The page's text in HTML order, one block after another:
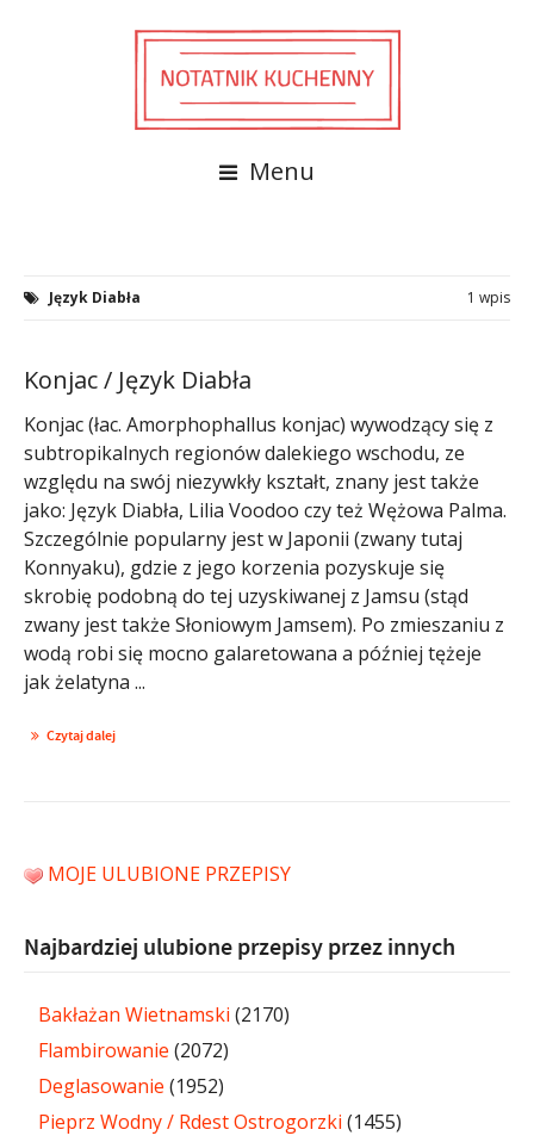
Menu
Język Diabła 1 wpis
Konjac / Język Diabła
Konjac (łac. Amorphophallus konjac) wywodzący się z
subtropikalnych regionów dalekiego wschodu, ze
względu na swój niezywkły kształt, znany jest także
jako: Język Diabła, Lilia Voodoo czy też Wężowa Palma.
Szczególnie popularny jest w Japonii (zwany tutaj
Konnyaku), gdzie z jego korzenia pozyskuje się
skrobię podobną do tej uzyskiwanej z Jamsu (stąd
zwany jest także Słoniowym Jamsem). Po zmieszaniu z
wodą robi się mocno galaretowana a później tężeje
jak żelatyna ...
Czytaj dalej
MOJE ULUBIONE PRZEPISY
Najbardziej ulubione przepisy przez innych
Bakłażan Wietnamski (2170)
Flambirowanie (2072)
Deglasowanie (1952)
Pieprz Wodny / Rdest Ostrogorzki (1455)